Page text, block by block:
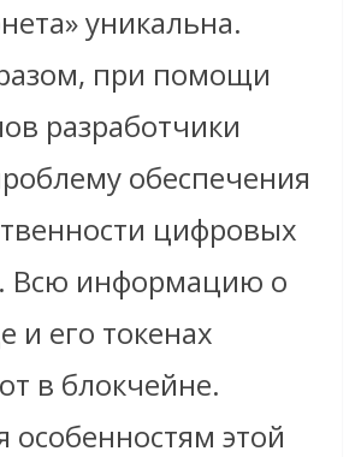
уникальна.
при помощи
разработчики
обеспечения
цифровых
Всю информацию о
и его токенах
в блокчейне.
особенностям этой